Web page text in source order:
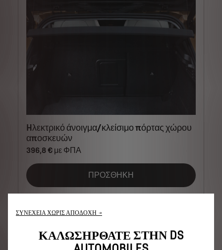
Hλεκτρικό άνοιγμα/κλείσιμο πόρτας χώρου
αποσκευών
396,8 € με ΦΠΑ
ΠΡΟΣΘΗΚΗ
ΕΞΩΤΕΡΙΚΗ ΕΜΦΑΝΙΣΗ
ΠΑΚΕΤΑ ΕΞΟΠΛΙΣΜΟΥ
ΣΥΝΕΧΕΙΑ ΧΩΡΙΣ ΑΠΟΔΟΧΗ →
ΚΑΛΩΣΗΡΘΑΤΕ ΣΤΗΝ DS